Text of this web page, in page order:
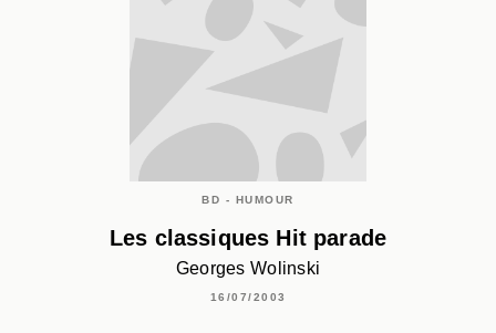
BD - HUMOUR
Les classiques Hit parade
Georges Wolinski
16/07/2003